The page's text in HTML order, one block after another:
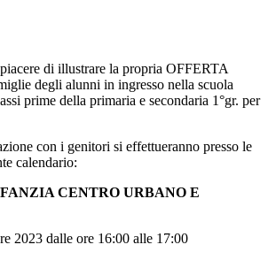
di illustrare la propria OFFERTA
degli alunni in ingresso nella scuola
prime della primaria e secondaria 1°gr. per
con i genitori si effettueranno presso le
calendario:
CENTRO URBANO E
2023 dalle ore 16:00 alle 17:00